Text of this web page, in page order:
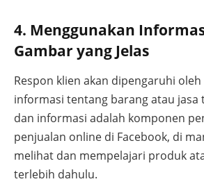
4. Menggunakan
Gambar yang Jelas
Respon klien akan dipengaruhi
informasi tentang barang atau jasa
dan informasi adalah komponen
penjualan online di Facebook, di
melihat dan mempelajari produk
terlebih dahulu.